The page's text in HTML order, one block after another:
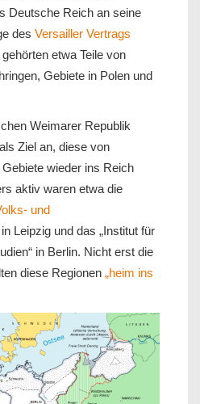
Deutsche Reich an seine
des Versailler Vertrags
etwa Teile von
Gebiete in Polen und
Weimarer Republik
Ziel an, diese von
wieder ins Reich
aktiv waren etwa die
und
in Leipzig und das „Institut für
in Berlin. Nicht erst die
diese Regionen „heim ins